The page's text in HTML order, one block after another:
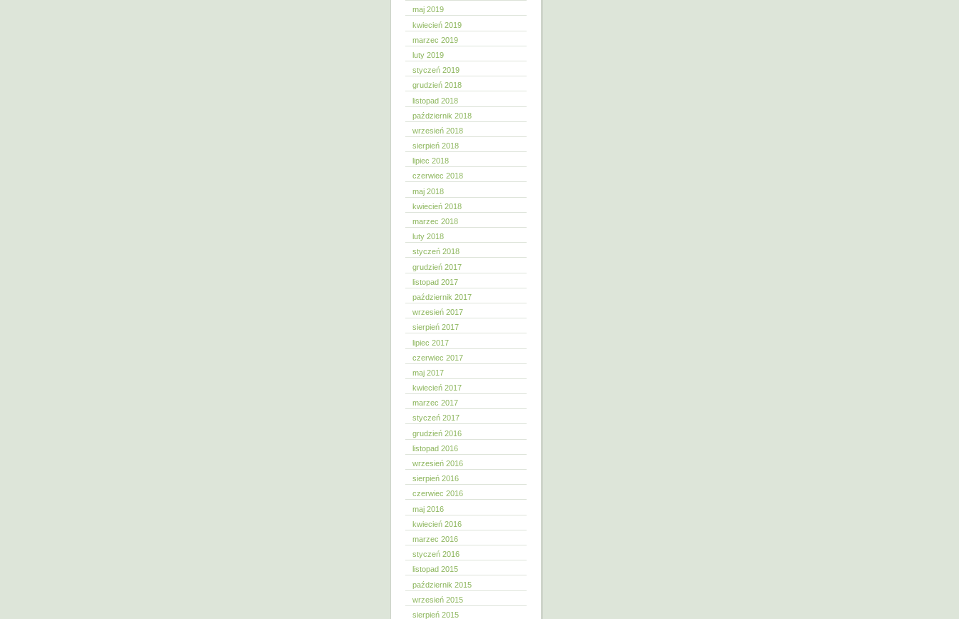
maj 2019
kwiecień 2019
marzec 2019
luty 2019
styczeń 2019
grudzień 2018
listopad 2018
październik 2018
wrzesień 2018
sierpień 2018
lipiec 2018
czerwiec 2018
maj 2018
kwiecień 2018
marzec 2018
luty 2018
styczeń 2018
grudzień 2017
listopad 2017
październik 2017
wrzesień 2017
sierpień 2017
lipiec 2017
czerwiec 2017
maj 2017
kwiecień 2017
marzec 2017
styczeń 2017
grudzień 2016
listopad 2016
wrzesień 2016
sierpień 2016
czerwiec 2016
maj 2016
kwiecień 2016
marzec 2016
styczeń 2016
listopad 2015
październik 2015
wrzesień 2015
sierpień 2015